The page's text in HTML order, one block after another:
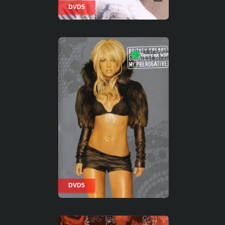
DVD5
DVD5